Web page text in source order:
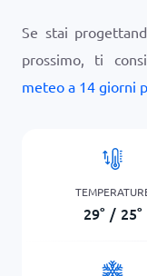
Se stai
prossimo, ti
meteo a 14 giorni
29° / 25°